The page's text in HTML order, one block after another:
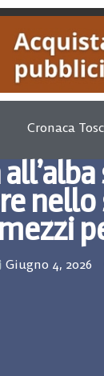
Cronaca
mezzi
Giugno 4, 2026